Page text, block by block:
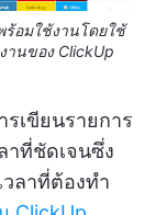
ร้อมใช้งานโดยใช้
านของ ClickUp
เขียนรายการ
าที่ชัดเจนซึ่ง
ลาที่ต้องทำ